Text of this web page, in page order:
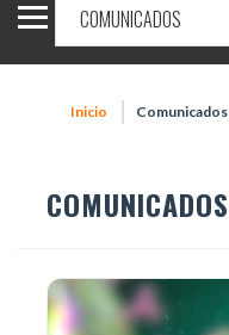
Inicio Comunicados
COMUNICADOS